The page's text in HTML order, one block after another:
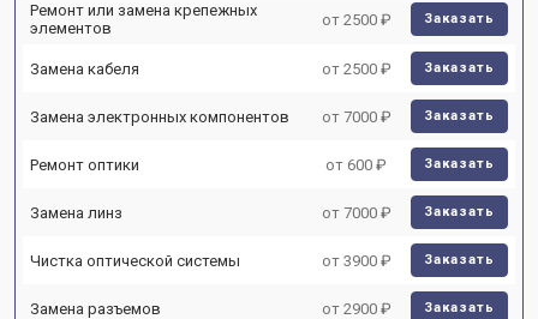
Ремонт или замена крепежных
элементов
от 2500 ₽ Заказать
Замена кабеля от 2500 ₽ Заказать
Замена электронных компонентов от 7000 ₽ Заказать
Ремонт оптики от 600 ₽ Заказать
Замена линз от 7000 ₽ Заказать
Чистка оптической системы от 3900 ₽ Заказать
Замена разъемов от 2900 ₽ Заказать